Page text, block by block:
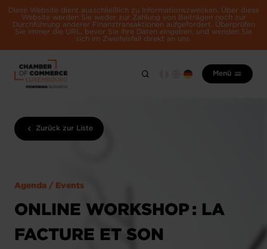
Diese Website dient ausschließlich zu Informationszwecken. Über diese
Website werden Sie weder zur Zahlung von Beiträgen noch zur
Durchführung anderer Finanztransaktionen aufgefordert. Überprüfen
Sie immer die URL, bevor Sie Ihre Daten eingeben, und wenden Sie
sich im Zweifelsfall direkt an uns.
Menü
Zurück zur Liste
Agenda / Events
ONLINE WORKSHOP : LA
FACTURE ET SON